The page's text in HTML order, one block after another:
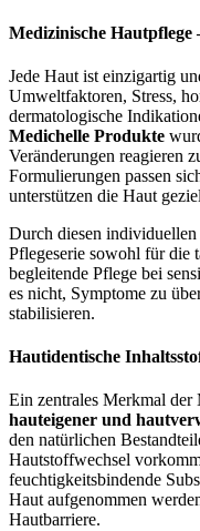
Medizinische
Jede Haut ist einzigartig
Umweltfaktoren, Stress,
dermatologische
Medichelle Produkte
Veränderungen reagieren
Formulierungen passen
unterstützen die Haut
Durch diesen
Pflegeserie sowohl für die
begleitende Pflege bei
es nicht, Symptome zu
stabilisieren.
Hautidentische
Ein zentrales Merkmal der
hauteigener und
den natürlichen
Hautstoffwechsel
feuchtigkeitsbindende
Haut aufgenommen
Hautbarriere.